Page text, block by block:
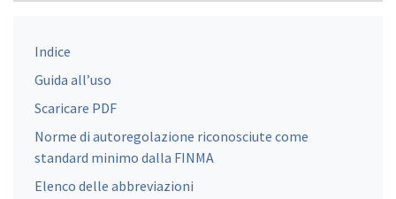
Indice
Guida all’uso
Scaricare PDF
Norme di autoregolazione riconosciute come
standard minimo dalla FINMA
Elenco delle abbreviazioni